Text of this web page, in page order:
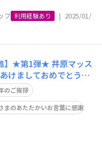
フ 利用経験あり | 2025/01/
】★第1弾★ 井原マッス
ンモバイル」ならび
のご厚情をたまわり、
のご挨拶
まのあたたかいお言葉に感謝